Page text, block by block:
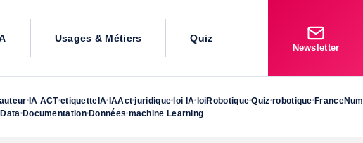
Usages & Métiers Quiz
Newsletter
•IA ACT•etiquetteIA• IAAct•juridique• loi IA• loiRobotique•Quiz•robotique• FranceNum
Data •Documentation• Données•machine Learning